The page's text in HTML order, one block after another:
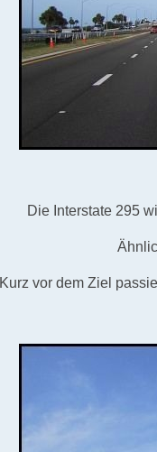
Die Interstate 295
Kurz vor dem Ziel